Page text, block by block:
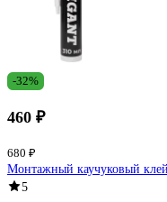
-32%
460 ₽
680 ₽
Монтажный каучуковый
5